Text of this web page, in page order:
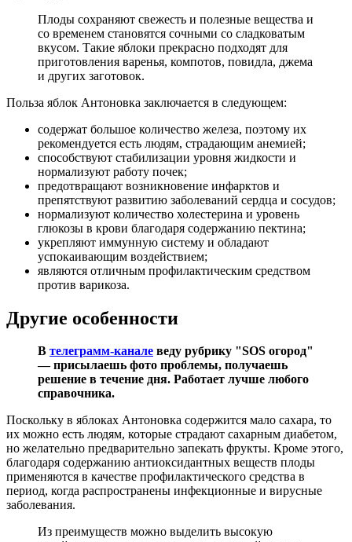
Плоды сохраняют свежесть и полезные вещества и
со временем становятся сочными со сладковатым
вкусом. Такие яблоки прекрасно подходят для
приготовления варенья, компотов, повидла, джема
и других заготовок.
Польза яблок Антоновка заключается в следующем:
содержат большое количество железа, поэтому их
рекомендуется есть людям, страдающим анемией;
способствуют стабилизации уровня жидкости и
нормализуют работу почек;
предотвращают возникновение инфарктов и
препятствуют развитию заболеваний сердца и сосудов;
нормализуют количество холестерина и уровень
глюкозы в крови благодаря содержанию пектина;
укрепляют иммунную систему и обладают
успокаивающим воздействием;
являются отличным профилактическим средством
против варикоза.
Другие особенности
В телеграмм-канале веду рубрику "SOS огород"
— присылаешь фото проблемы, получаешь
решение в течение дня. Работает лучше любого
справочника.
Поскольку в яблоках Антоновка содержится мало сахара, то
их можно есть людям, которые страдают сахарным диабетом,
но желательно предварительно запекать фрукты. Кроме этого,
благодаря содержанию антиоксидантных веществ плоды
применяются в качестве профилактического средства в
период, когда распространены инфекционные и вирусные
заболевания.
Из преимуществ можно выделить высокую